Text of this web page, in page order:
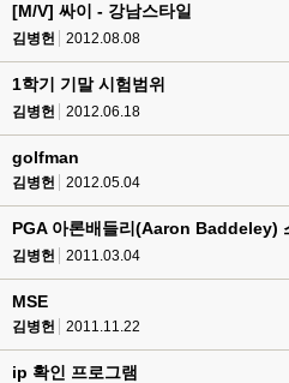
[M/V] 싸이 - 강남스타일
김병헌 2012.08.08
1학기 기말 시험범위
김병헌 2012.06.18
golfman
김병헌 2012.05.04
PGA 아론배들리(Aaron Baddeley)
김병헌 2011.03.04
MSE
김병헌 2011.11.22
ip 확인 프로그램